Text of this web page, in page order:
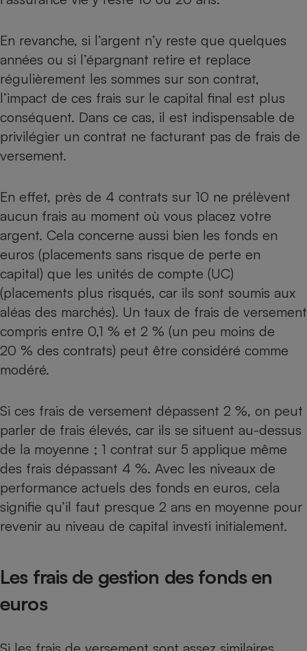
En revanche, si l’argent n’y reste que quelques
années ou si l’épargnant retire et replace
régulièrement les sommes sur son contrat,
l’impact de ces frais sur le capital final est plus
conséquent. Dans ce cas, il est indispensable de
privilégier un contrat ne facturant pas de frais de
versement.
En effet, près de 4 contrats sur 10 ne prélèvent
aucun frais au moment où vous placez votre
argent. Cela concerne aussi bien les fonds en
euros (placements sans risque de perte en
capital) que les unités de compte (UC)
(placements plus risqués, car ils sont soumis aux
aléas des marchés). Un taux de frais de versement
compris entre 0,1 % et 2 % (un peu moins de
20 % des contrats) peut être considéré comme
modéré.
Si ces frais de versement dépassent 2 %, on peut
parler de frais élevés, car ils se situent au-dessus
de la moyenne ; 1 contrat sur 5 applique même
des frais dépassant 4 %. Avec les niveaux de
performance actuels des fonds en euros, cela
signifie qu’il faut presque 2 ans en moyenne pour
revenir au niveau de capital investi initialement.
Les frais de gestion des fonds en
euros